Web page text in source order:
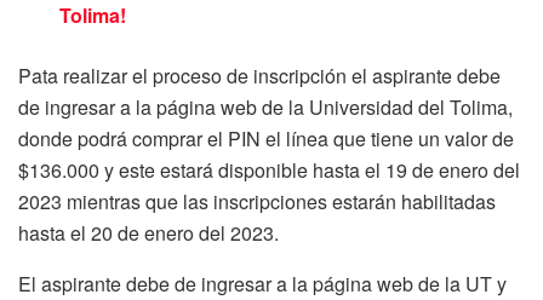
Tolima!
Pata realizar el proceso de inscripción el aspirante debe
de ingresar a la página web de la Universidad del Tolima,
donde podrá comprar el PIN el línea que tiene un valor de
$136.000 y este estará disponible hasta el 19 de enero del
2023 mientras que las inscripciones estarán habilitadas
hasta el 20 de enero del 2023.
El aspirante debe de ingresar a la página web de la UT y